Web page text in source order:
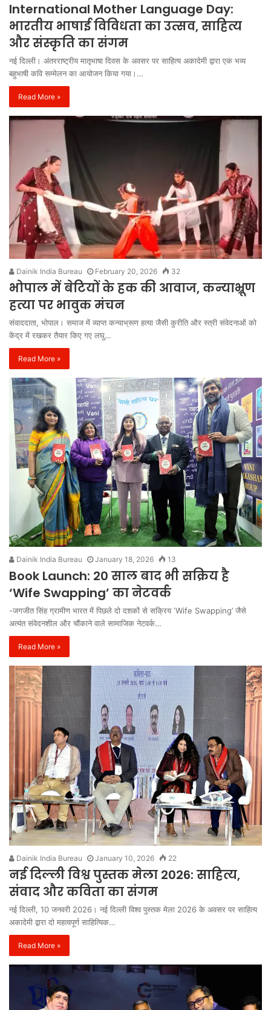
International Mother Language Day:
भारतीय भाषाई विविधता का उत्सव, साहित्य
और संस्कृति का संगम
नई दिल्ली। अंतरराष्ट्रीय मातृभाषा दिवस के अवसर पर साहित्य अकादेमी द्वारा एक भव्य
बहुभाषी कवि सम्मेलन का आयोजन किया गया।…
Read More »
Dainik India Bureau February 20, 2026 32
भोपाल में बेटियों के हक की आवाज, कन्याभ्रूण
हत्या पर भावुक मंचन
संवाददाता, भोपाल। समाज में व्याप्त कन्याभ्रूण हत्या जैसी कुरीति और स्त्री संवेदनाओं को
केंद्र में रखकर तैयार किए गए लघु…
Read More »
Dainik India Bureau January 18, 2026 13
Book Launch: 20 साल बाद भी सक्रिय है
‘Wife Swapping’ का नेटवर्क
-जगजीत सिंह ग्रामीण भारत में पिछले दो दशकों से सक्रिय ‘Wife Swapping’ जैसे
अत्यंत संवेदनशील और चौंकाने वाले सामाजिक नेटवर्क…
Read More »
Dainik India Bureau January 10, 2026 22
नई दिल्ली विश्व पुस्तक मेला 2026: साहित्य,
संवाद और कविता का संगम
नई दिल्ली, 10 जनवरी 2026। नई दिल्ली विश्व पुस्तक मेला 2026 के अवसर पर साहित्य
अकादेमी द्वारा दो महत्वपूर्ण साहित्यिक…
Read More »